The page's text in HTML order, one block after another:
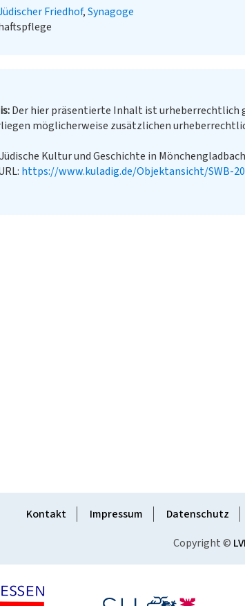
Friedhof Synagoge
Der hier präsentierte Inhalt ist urheberrechtlich
möglicherweise zusätzlichen
Kultur und Geschichte in
https://www.kuladig.de/Objektansicht/SWB-
Kontakt Impressum Datenschutz
Copyright ©